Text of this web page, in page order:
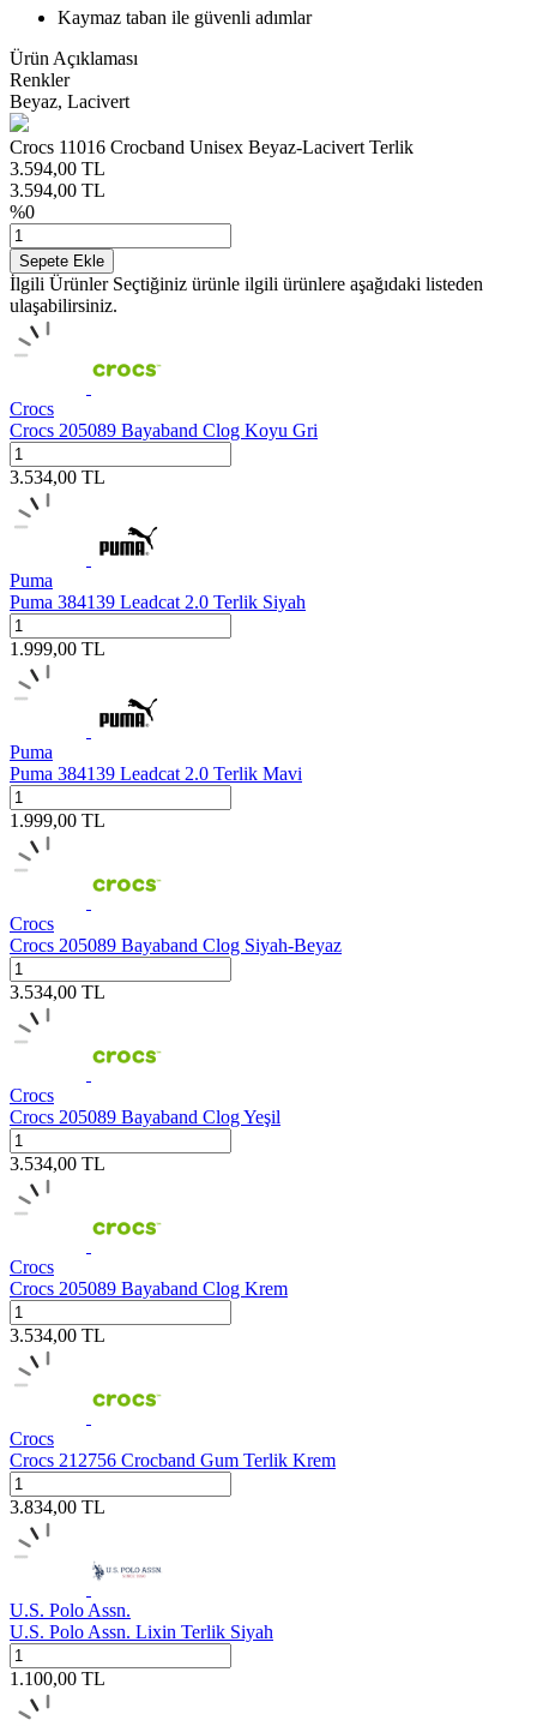
Kaymaz taban ile güvenli adımlar
Ürün Açıklaması
Renkler
Beyaz, Lacivert
Crocs 11016 Crocband Unisex Beyaz-Lacivert Terlik
3.594,00 TL
3.594,00 TL
%0
Sepete Ekle
İlgili Ürünler Seçtiğiniz ürünle ilgili ürünlere aşağıdaki listeden
ulaşabilirsiniz.
Crocs
Crocs 205089 Bayaband Clog Koyu Gri
3.534,00 TL
Puma
Puma 384139 Leadcat 2.0 Terlik Siyah
1.999,00 TL
Puma
Puma 384139 Leadcat 2.0 Terlik Mavi
1.999,00 TL
Crocs
Crocs 205089 Bayaband Clog Siyah-Beyaz
3.534,00 TL
Crocs
Crocs 205089 Bayaband Clog Yeşil
3.534,00 TL
Crocs
Crocs 205089 Bayaband Clog Krem
3.534,00 TL
Crocs
Crocs 212756 Crocband Gum Terlik Krem
3.834,00 TL
U.S. Polo Assn.
U.S. Polo Assn. Lixin Terlik Siyah
1.100,00 TL